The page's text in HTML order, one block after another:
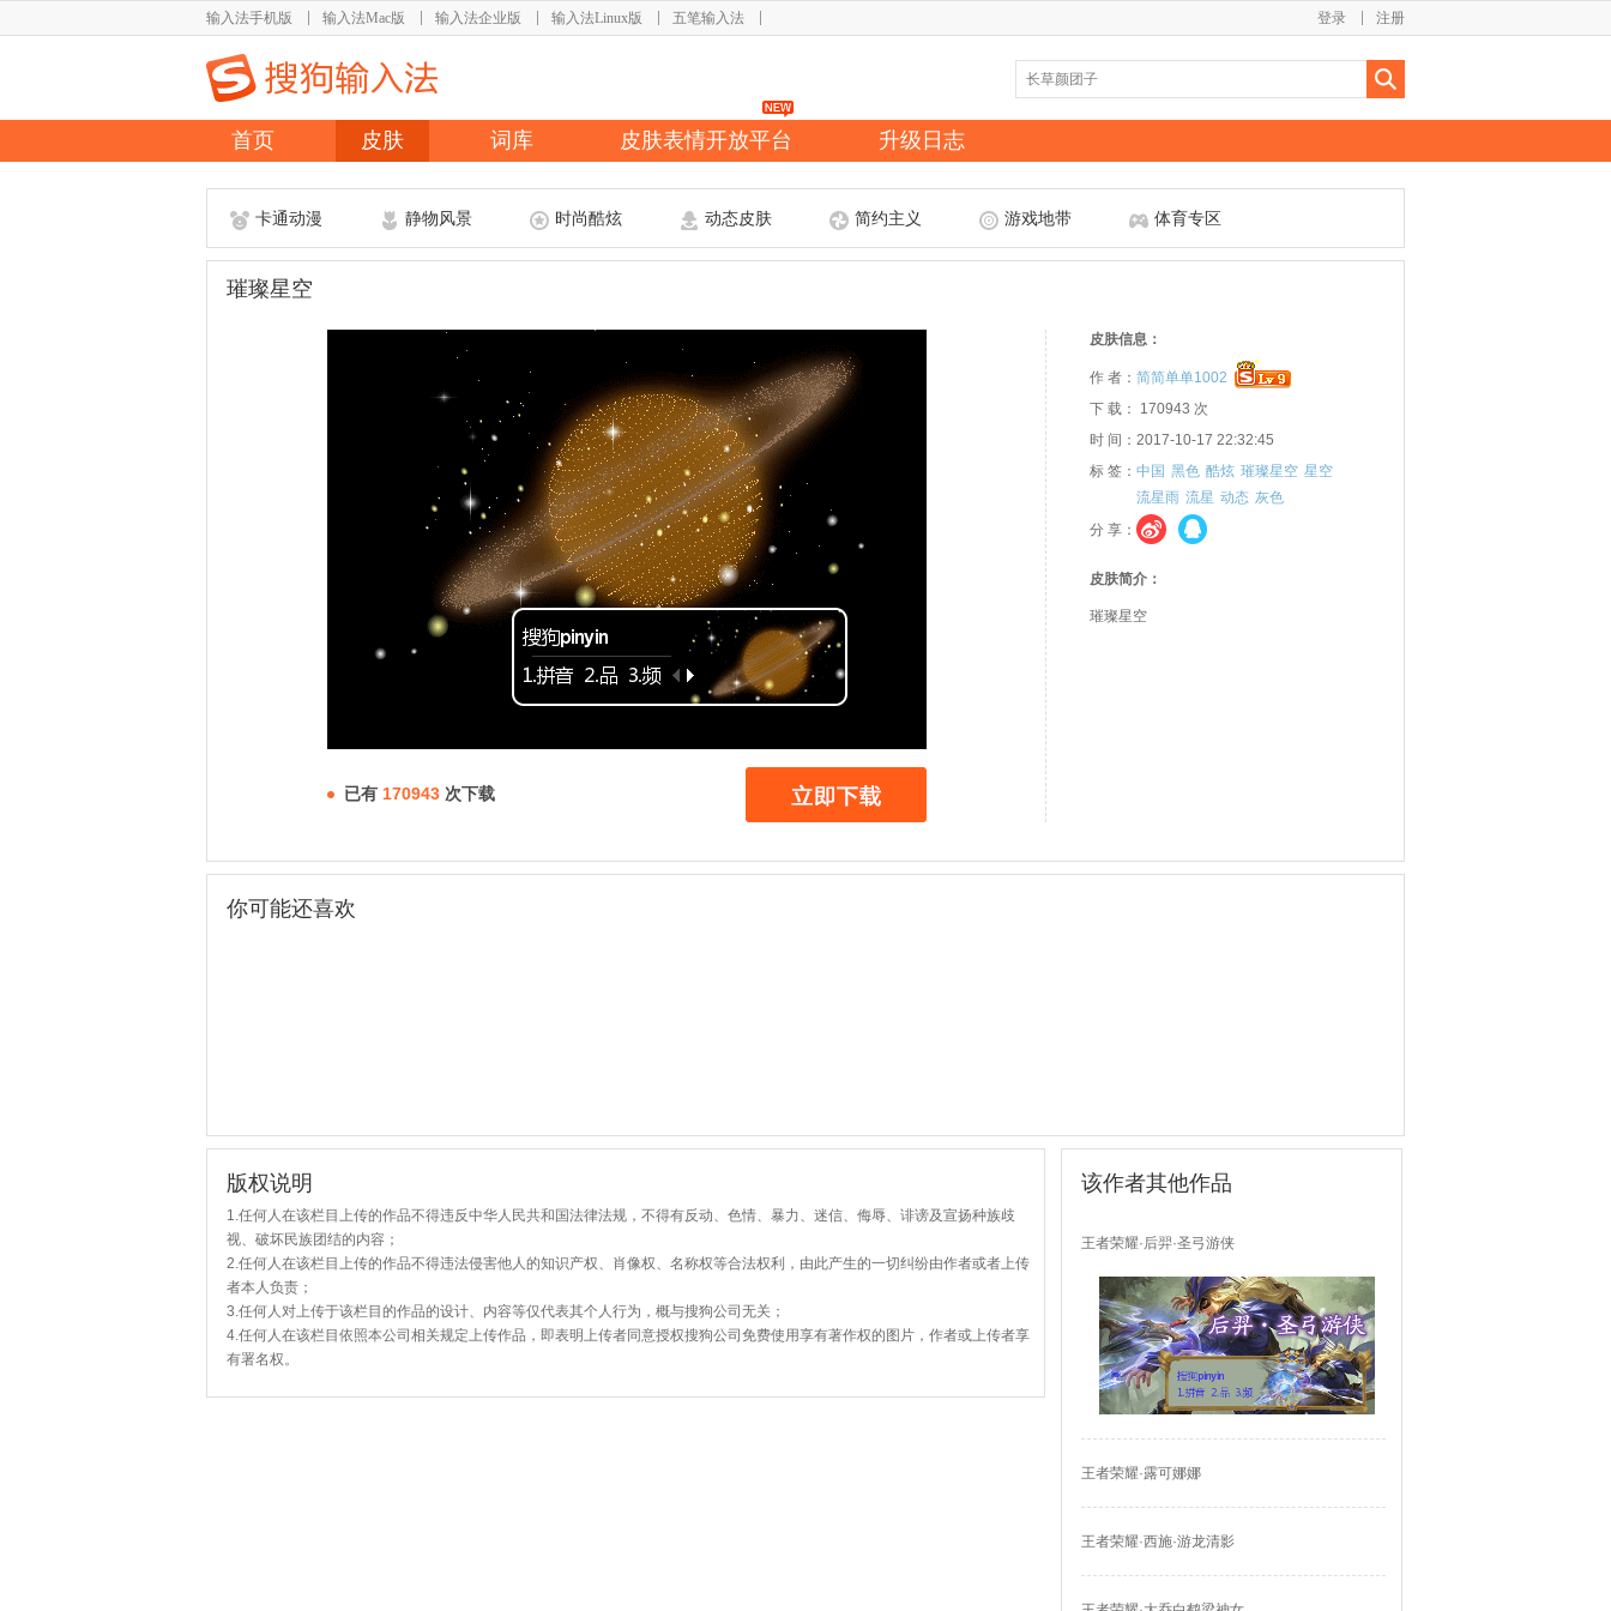
输入法手机版 输入法Mac版 输入法企业版 输入法Linux版 五笔输入法 注册
登录
首页 皮肤 词库 皮肤表情开放平台 升级日志
卡通动漫 静物风景 时尚酷炫 动态皮肤 简约主义 游戏地带 体育专区
璀璨星空
已有 170943 次下载
皮肤信息：
作 者： 简简单单1002
下 载： 170943 次
时 间：2017-10-17 22:32:45
标 签： 中国 黑色 酷炫 璀璨星空 星空
流星雨 流星 动态 灰色
分 享：
皮肤简介：
璀璨星空
你可能还喜欢
版权说明
1.任何人在该栏目上传的作品不得违反中华人民共和国法律法规，不得有反动、色情、暴力、迷信、侮辱、诽谤及宣扬种族歧
视、破坏民族团结的内容；
2.任何人在该栏目上传的作品不得违法侵害他人的知识产权、肖像权、名称权等合法权利，由此产生的一切纠纷由作者或者上传
者本人负责；
3.任何人对上传于该栏目的作品的设计、内容等仅代表其个人行为，概与搜狗公司无关；
4.任何人在该栏目依照本公司相关规定上传作品，即表明上传者同意授权搜狗公司免费使用享有著作权的图片，作者或上传者享
有署名权。
该作者其他作品
王者荣耀·后羿·圣弓游侠
王者荣耀·露可娜娜
王者荣耀·西施·游龙清影